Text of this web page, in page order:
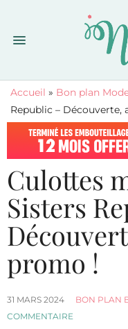
Accueil » Bon plan
Republic – Découverte,
Culottes
Sisters
promo !
31 MARS 2024 BON PLAN
COMMENTAIRE